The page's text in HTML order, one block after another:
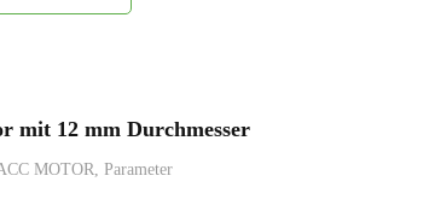
mit 12 mm Durchmesser
MOTOR, Parameter